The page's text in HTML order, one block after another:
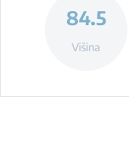
84.5
Višina